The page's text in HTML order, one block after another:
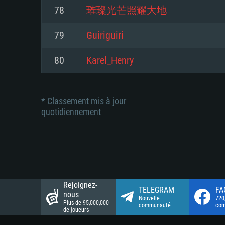
Disque dur: 23.1 Go (client
Disque dur: 62,2 Go (client
Connection: Connexion Internet
Disque dur: 62,2 Go (client
78 璀璨光芒照耀大地
79 Guiriguiri
80 Karel_Henry
* Classement mis à jour
quotidiennement
Rejoignez-
nous
Plus de 95,000,000
de joueurs
TELEGRAM
Nouvelle
communauté